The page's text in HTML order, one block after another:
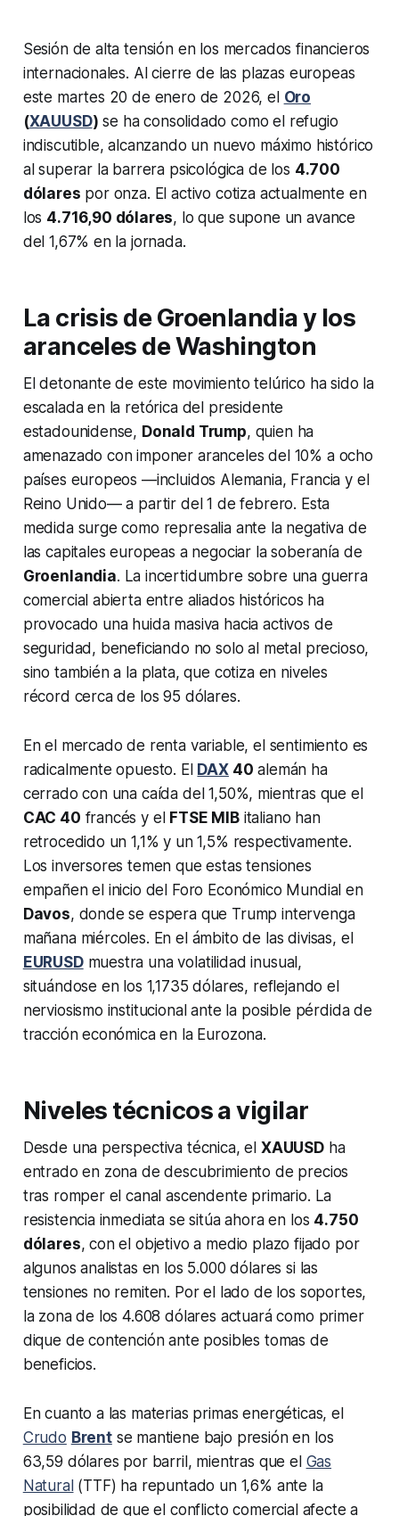
Sesión de alta tensión en los mercados financieros
internacionales. Al cierre de las plazas europeas
este martes 20 de enero de 2026, el Oro
(XAUUSD) se ha consolidado como el refugio
indiscutible, alcanzando un nuevo máximo histórico
al superar la barrera psicológica de los 4.700
dólares por onza. El activo cotiza actualmente en
los 4.716,90 dólares, lo que supone un avance
del 1,67% en la jornada.
La crisis de Groenlandia y los
aranceles de Washington
El detonante de este movimiento telúrico ha sido la
escalada en la retórica del presidente
estadounidense, Donald Trump, quien ha
amenazado con imponer aranceles del 10% a ocho
países europeos —incluidos Alemania, Francia y el
Reino Unido— a partir del 1 de febrero. Esta
medida surge como represalia ante la negativa de
las capitales europeas a negociar la soberanía de
Groenlandia. La incertidumbre sobre una guerra
comercial abierta entre aliados históricos ha
provocado una huida masiva hacia activos de
seguridad, beneficiando no solo al metal precioso,
sino también a la plata, que cotiza en niveles
récord cerca de los 95 dólares.
En el mercado de renta variable, el sentimiento es
radicalmente opuesto. El DAX40 alemán ha
cerrado con una caída del 1,50%, mientras que el
CAC 40 francés y el FTSE MIBitaliano han
retrocedido un 1,1% y un 1,5% respectivamente.
Los inversores temen que estas tensiones
empañen el inicio del Foro Económico Mundial en
Davos, donde se espera que Trump intervenga
mañana miércoles. En el ámbito de las divisas, el
EURUSDmuestra una volatilidad inusual,
situándose en los 1,1735 dólares, reflejando el
nerviosismo institucional ante la posible pérdida de
tracción económica en la Eurozona.
Niveles técnicos a vigilar
Desde una perspectiva técnica, el XAUUSDha
entrado en zona de descubrimiento de precios
tras romper el canal ascendente primario. La
resistencia inmediata se sitúa ahora en los 4.750
dólares, con el objetivo a medio plazo fijado por
algunos analistas en los 5.000 dólares si las
tensiones no remiten. Por el lado de los soportes,
la zona de los 4.608 dólares actuará como primer
dique de contención ante posibles tomas de
beneficios.
En cuanto a las materias primas energéticas, el
Crudo Brentse mantiene bajo presión en los
63,59 dólares por barril, mientras que el Gas
Natural (TTF) ha repuntado un 1,6% ante la
posibilidad de que el conflicto comercial afecte a